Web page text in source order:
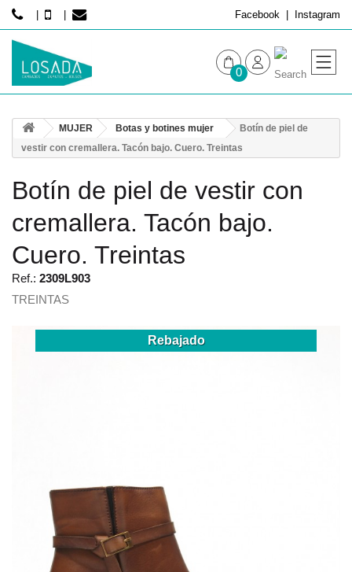
Facebook Instagram
0
HOMBRE
MUJER Botas y botines mujer
Botín de piel de
vestir con cremallera. Tacón bajo. Cuero. Treintas
Botín de piel de vestir con
cremallera. Tacón bajo.
Cuero. Treintas
Ref.: 2309L903
TREINTAS
Rebajado